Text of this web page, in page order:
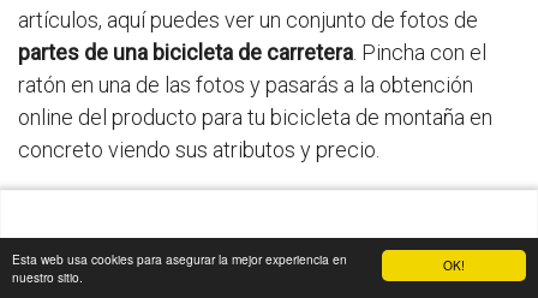
OK!
Esta web usa cookies para asegurar la mejor experiencia en
nuestro sitio.
artículos, aquí puedes ver un conjunto de fotos de
partes de una bicicleta de carretera . Pincha con el
ratón en una de las fotos y pasarás a la obtención
online del producto para tu bicicleta de montaña en
concreto viendo sus atributos y precio.